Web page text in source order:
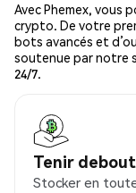
Avec Phemex, vous
crypto. De votre
bots avancés et
soutenue par notre
24/7.
Tenir debout
Stocker en